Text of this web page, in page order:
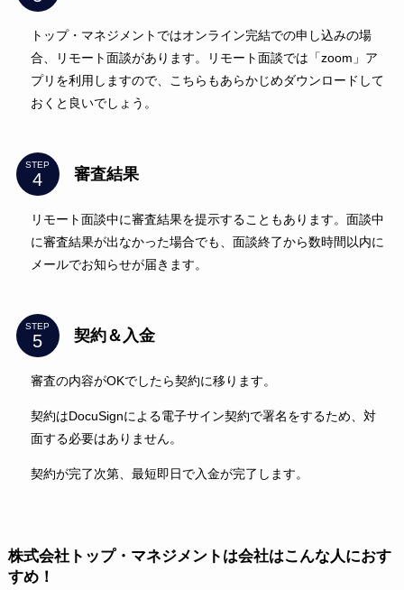
トップ・マネジメントではオンライン完結での申し込みの場
合、リモート面談があります。リモート面談では「zoom」ア
プリを利用しますので、こちらもあらかじめダウンロードして
おくと良いでしょう。
STEP
審査結果
リモート面談中に審査結果を提示することもあります。面談中
に審査結果が出なかった場合でも、面談終了から数時間以内に
メールでお知らせが届きます。
STEP
契約＆入金
審査の内容がOKでしたら契約に移ります。
契約はDocuSignによる電子サイン契約で署名をするため、対
面する必要はありません。
契約が完了次第、最短即日で入金が完了します。
株式会社トップ・マネジメントは会社はこんな人におす
すめ！